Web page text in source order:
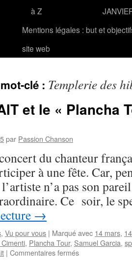
à Z
Mentions légales : but et
site web
clé : Templerie des
et le « Plancha
par Passion Chanson
du chanteur
à une fête. Car,
n’a pas son
Ce soir, le
→
, Vu pour vous | Marqué avec 14 mars,
, Plancha Tour, Samuel Garcia,
| Commentaires ferméssur